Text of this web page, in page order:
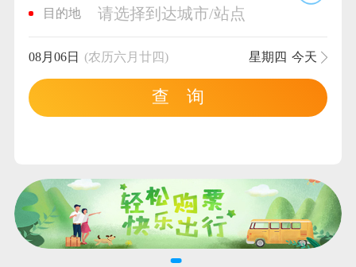
目的地 请选择到达城市/站点
08月06日 (农历六月廿四) 星期四 今天
查 询